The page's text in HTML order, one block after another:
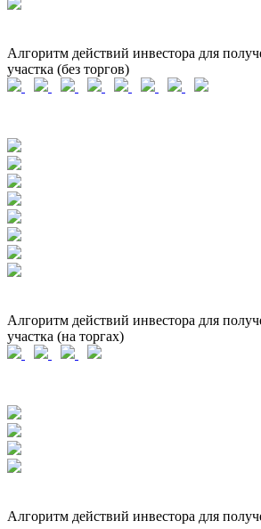
Алгоритм действий инвестора для
участка (без торгов)
Алгоритм действий инвестора для
участка (на торгах)
Алгоритм действий инвестора для